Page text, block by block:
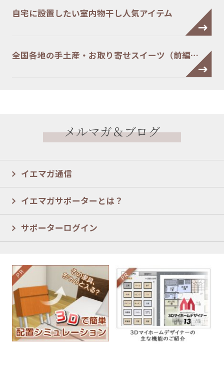
自宅に設置したい室内物干し人気アイテム
全国各地の手土産・お取り寄せスイーツ（前編…
メルマガ＆ブログ
イエマガ通信
イエマガサポーターとは？
サポーターログイン